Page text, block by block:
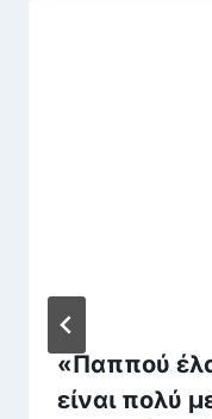
«Παππού
είναι πολύ